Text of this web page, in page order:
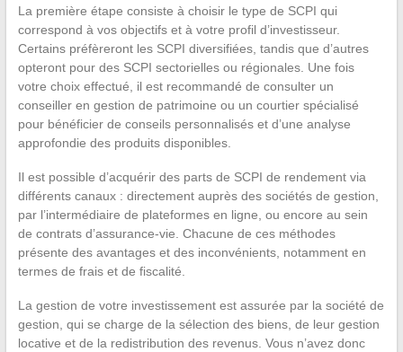
La première étape consiste à choisir le type de SCPI qui
correspond à vos objectifs et à votre profil d’investisseur.
Certains préfèreront les SCPI diversifiées, tandis que d’autres
opteront pour des SCPI sectorielles ou régionales. Une fois
votre choix effectué, il est recommandé de consulter un
conseiller en gestion de patrimoine ou un courtier spécialisé
pour bénéficier de conseils personnalisés et d’une analyse
approfondie des produits disponibles.
Il est possible d’acquérir des parts de SCPI de rendement via
différents canaux : directement auprès des sociétés de gestion,
par l’intermédiaire de plateformes en ligne, ou encore au sein
de contrats d’assurance-vie. Chacune de ces méthodes
présente des avantages et des inconvénients, notamment en
termes de frais et de fiscalité.
La gestion de votre investissement est assurée par la société de
gestion, qui se charge de la sélection des biens, de leur gestion
locative et de la redistribution des revenus. Vous n’avez donc